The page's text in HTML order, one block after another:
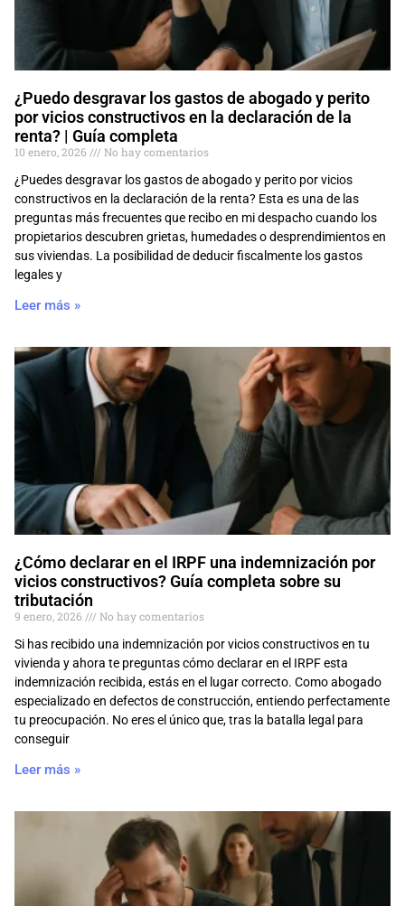
¿Puedo desgravar los gastos de abogado y perito
por vicios constructivos en la declaración de la
renta? | Guía completa
10 enero, 2026
No hay comentarios
¿Puedes desgravar los gastos de abogado y perito por vicios
constructivos en la declaración de la renta? Esta es una de las
preguntas más frecuentes que recibo en mi despacho cuando los
propietarios descubren grietas, humedades o desprendimientos en
sus viviendas. La posibilidad de deducir fiscalmente los gastos
legales y
Leer más »
¿Cómo declarar en el IRPF una indemnización por
vicios constructivos? Guía completa sobre su
tributación
9 enero, 2026
No hay comentarios
Si has recibido una indemnización por vicios constructivos en tu
vivienda y ahora te preguntas cómo declarar en el IRPF esta
indemnización recibida, estás en el lugar correcto. Como abogado
especializado en defectos de construcción, entiendo perfectamente
tu preocupación. No eres el único que, tras la batalla legal para
conseguir
Leer más »